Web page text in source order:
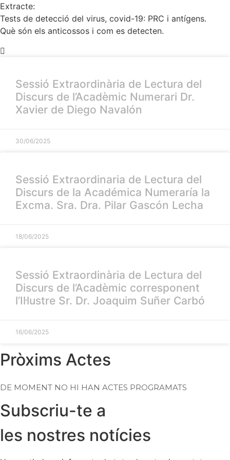
Extracte:
Tests de detecció del virus, covid-19: PRC i antígens.
Què són els anticossos i com es detecten.
Sessió Extraordinària de Lectura del
Discurs de l’Acadèmic Numerari Dr.
Xavier de Diego Navalón
30/06/2025
Sessió Extraordinaria de Lectura del
Discurs de la Académica Numeraría la
Excma. Sra. Dra. Pilar Gascón Lecha
18/06/2025
Sessió Extraordinària de Lectura del
Discurs de l’Acadèmic corresponent
l’Il·lustre Sr. Dr. Joaquim Suñer Carbó
16/06/2025
Pròxims Actes
DE MOMENT NO HI HAN ACTES PROGRAMATS
Subscriu-te a
les nostres notícies